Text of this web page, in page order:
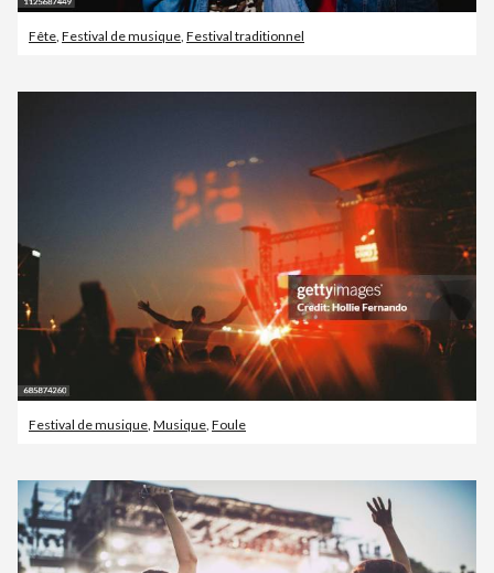
Fête Festival de musique Festival traditionnel
Festival de musique, Musique, Foule